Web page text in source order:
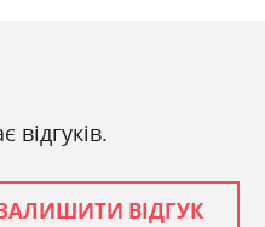
мінімалізм, модерн
ВІДГУК